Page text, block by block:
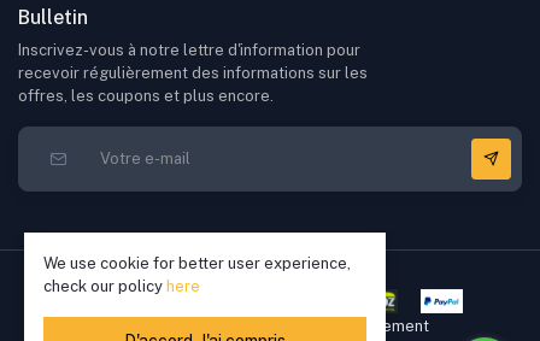
Bulletin
Inscrivez-vous à notre lettre d'information pour
recevoir régulièrement des informations sur les
offres, les coupons et plus encore.
We use cookie for better user experience,
check our policy here